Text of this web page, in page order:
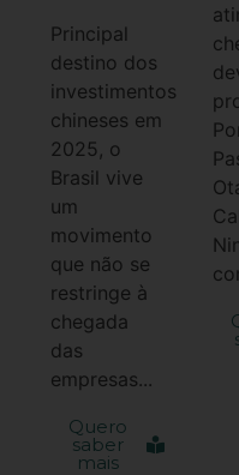
Principal
destino dos
investimentos
chineses em
2025, o
Brasil vive
um
movimento
que não se
restringe à
chegada
das
empresas...
Quero
saber
mais